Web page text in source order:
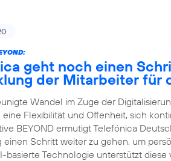
geht noch einen
der Mitarbeiter für
Wandel im Zuge der
eine Flexibilität und Offenheit, sich
BEYOND ermutigt Telefónica
einen Schritt weiter zu gehen, um
basierte Technologie unterstützt